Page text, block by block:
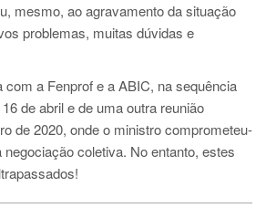
mesmo, ao agravamento da situação
problemas, muitas dúvidas e
com a Fenprof e a ABIC, na sequência
de abril e de uma outra reunião
de 2020, onde o ministro comprometeu-
coletiva. No entanto, estes